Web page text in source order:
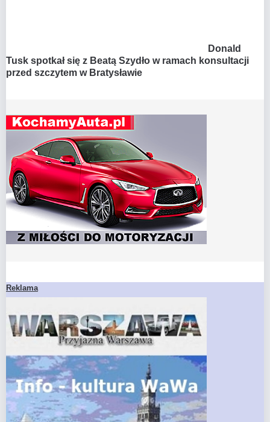
Donald
Tusk spotkał się z Beatą Szydło w ramach konsultacji
przed szczytem w Bratysławie
Reklama